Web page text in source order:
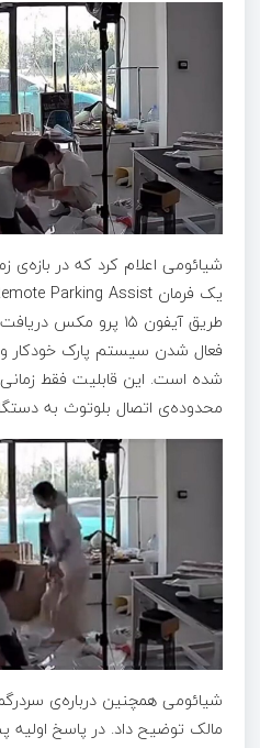
طریق آیفون ۱۵ پرو
فعال شدن سیستم پارک خودکار و
شده است. این قابلیت فقط
محدوده‌ی اتصال بلوتوث به
شیائومی همچنین درباره‌ی
مالک توضیح داد. در پاسخ اولیه